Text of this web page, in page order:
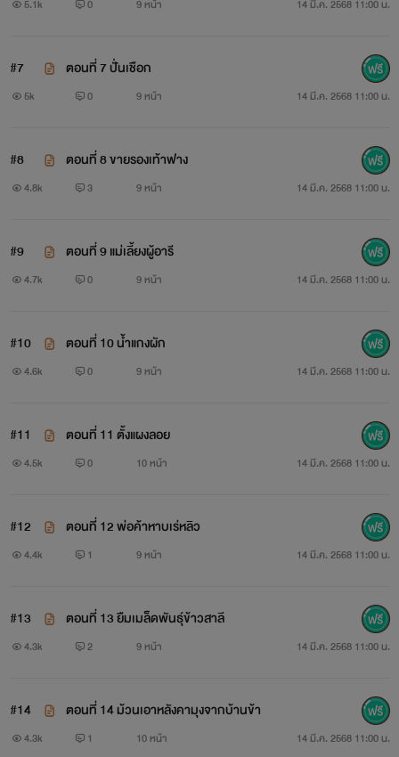
5.1k 0 9 หน้า 14 มี.ค. 2568 11:00 น.
#7 ตอนที่ 7 ปั่นเชือก
5k 0 9 หน้า 14 มี.ค. 2568 11:00 น.
#8 ตอนที่ 8 ขายรองเท้าฟาง
4.8k 3 9 หน้า 14 มี.ค. 2568 11:00 น.
#9 ตอนที่ 9 แม่เลี้ยงผู้อารี
4.7k 0 9 หน้า 14 มี.ค. 2568 11:00 น.
#10 ตอนที่ 10 น้ำแกงผัก
4.6k 0 9 หน้า 14 มี.ค. 2568 11:00 น.
#11 ตอนที่ 11 ตั้งแผงลอย
4.5k 0 10 หน้า 14 มี.ค. 2568 11:00 น.
#12 ตอนที่ 12 พ่อค้าหาบเร่หลิว
4.4k 1 9 หน้า 14 มี.ค. 2568 11:00 น.
#13 ตอนที่ 13 ยืมเมล็ดพันธุ์ข้าวสาลี
4.3k 2 9 หน้า 14 มี.ค. 2568 11:00 น.
#14 ตอนที่ 14 ม้วนเอาหลังคามุงจากบ้านข้า
4.3k 1 10 หน้า 14 มี.ค. 2568 11:00 น.